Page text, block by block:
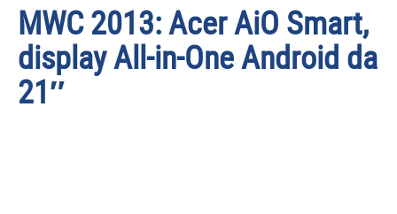
SMARTPHONE
TABLET
MWC 2013: Acer AiO Smart,
display All-in-One Android da
21″